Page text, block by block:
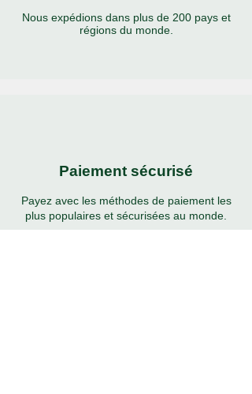
Nous expédions dans plus de 200 pays et
régions du monde.
Paiement sécurisé
Payez avec les méthodes de paiement les
plus populaires et sécurisées au monde.